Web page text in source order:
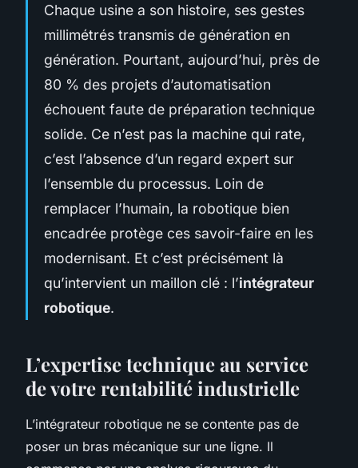
Chaque usine a son histoire, ses gestes
millimétrés transmis de génération en
génération. Pourtant, aujourd’hui, près de
80 % des projets d’automatisation
échouent faute de préparation technique
solide. Ce n’est pas la machine qui rate,
c’est l’absence d’un regard expert sur
l’ensemble du processus. Loin de
remplacer l’humain, la robotique bien
encadrée protège ces savoir-faire en les
modernisant. Et c’est précisément là
qu’intervient un maillon clé : l’intégrateur
robotique.
L’expertise technique au service
de votre rentabilité industrielle
L’intégrateur robotique ne se contente pas de
poser un bras mécanique sur une ligne. Il